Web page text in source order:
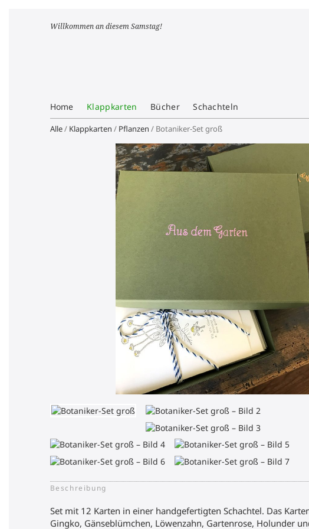
Willkommen an diesem Samstag!
Home Klappkarten Bücher Schachteln
Alle/ Klappkarten / Pflanzen / Botaniker-Set groß
Beschreibung
Set mit 12 Karten in einer handgefertigten Schachtel. Das
Gingko, Gänseblümchen, Löwenzahn, Gartenrose, Holunder